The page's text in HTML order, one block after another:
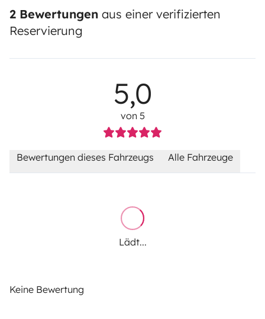
2 Bewertungen aus einer verifizierten
Reservierung
5,0
von 5
Bewertungen dieses Fahrzeugs Alle Fahrzeuge
Lädt...
Keine Bewertung